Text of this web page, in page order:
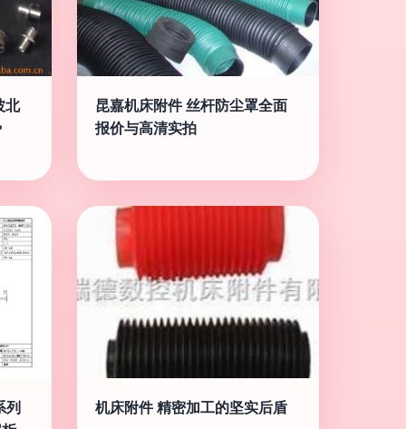
北
昆嘉机床附件 丝杆防尘罩全面
报价与高清实拍
列
机床附件 精密加工的坚实后盾